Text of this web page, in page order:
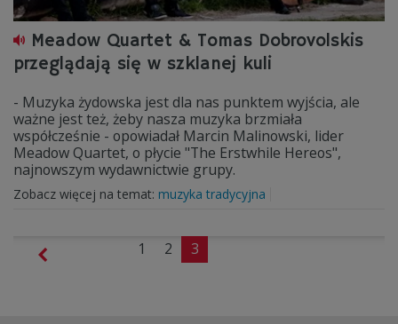
Meadow Quartet & Tomas Dobrovolskis
przeglądają się w szklanej kuli
- Muzyka żydowska jest dla nas punktem wyjścia, ale
ważne jest też, żeby nasza muzyka brzmiała
współcześnie - opowiadał Marcin Malinowski, lider
Meadow Quartet, o płycie "The Erstwhile Hereos",
najnowszym wydawnictwie grupy.
Zobacz więcej na temat: muzyka tradycyjna
1 2 3